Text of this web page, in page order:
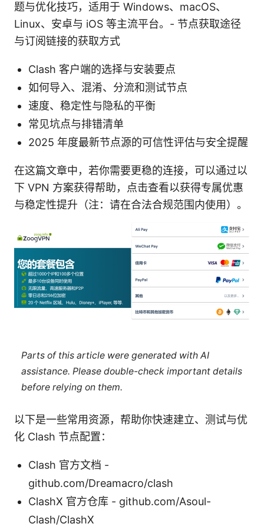
题与优化技巧，适用于 Windows、macOS、
Linux、安卓与 iOS 等主流平台。- 节点获取途径
与订阅链接的获取方式
Clash 客户端的选择与安装要点
如何导入、混淆、分流和测试节点
速度、稳定性与隐私的平衡
常见坑点与排错清单
2025 年度最新节点源的可信性评估与安全提醒
在这篇文章中，若你需要更稳的连接，可以通过以
下 VPN 方案获得帮助，点击查看以获得专属优惠
与稳定性提升（注：请在合法合规范围内使用）。
Parts of this article were generated with AI
assistance. Please double-check important details
before relying on them.
以下是一些常用资源，帮助你快速建立、测试与优
化 Clash 节点配置：
Clash 官方文档 -
github.com/Dreamacro/clash
ClashX 官方仓库 - github.com/Asoul-
Clash/ClashX